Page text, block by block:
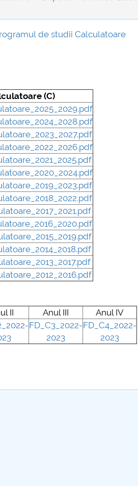
de studii Calculatoare
(C)
II Anul III
Anul IV
FD_C3_2022-
2023
FD_C4_2022-
2023
mai multe informatii...